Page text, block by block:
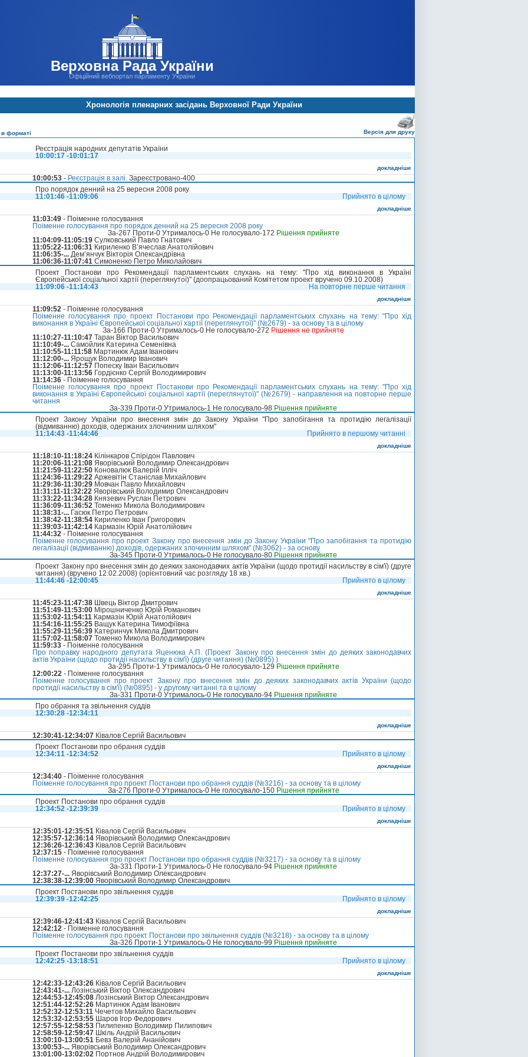
Верховна Рада України
Офіційний вебпортал парламенту України
Хронологія пленарних засідань Верховної Ради України
в форматі
Версія для друку
Реєстрація народних депутатів України
10:00:17 -10:01:17
докладніше
10:00:53 - Реєстрація в залі. Зареєстровано-400
Про порядок денний на 25 вересня 2008 року
11:01:46 -11:09:06
Прийнято в цілому
докладніше
11:03:49 - Поіменне голосування
Поіменне голосування про порядок денний на 25 вересня 2008 року
За-267 Проти-0 Утрималось-0 Не голосувало-172 Рішення прийняте
11:04:09-11:05:19 Сулковський Павло Гнатович
11:05:22-11:06:31 Кириленко В’ячеслав Анатолійович
11:06:35-... Дем’янчук Вікторія Олександрівна
11:06:36-11:07:41 Симоненко Петро Миколайович
Проект Постанови про Рекомендації парламентських слухань на тему: "Про хід виконання в Україні
Європейської соціальної хартії (переглянутої)" (доопрацьований Комітетом проект вручено 09.10.2008)
11:09:06 -11:14:43
На повторне перше читання
докладніше
11:09:52 - Поіменне голосування
Поіменне голосування про проект Постанови про Рекомендації парламентських слухань на тему: "Про хід
виконання в Україні Європейської соціальної хартії (переглянутої)" (№2679) - за основу та в цілому
За-166 Проти-0 Утрималось-0 Не голосувало-272 Рішення не прийняте
11:10:27-11:10:47 Таран Віктор Васильович
11:10:49-... Самойлик Катерина Семенівна
11:10:55-11:11:58 Мартинюк Адам Іванович
11:12:00-... Ярощук Володимир Іванович
11:12:06-11:12:57 Попеску Іван Васильович
11:13:00-11:13:56 Гордієнко Сергій Володимирович
11:14:36 - Поіменне голосування
Поіменне голосування про проект Постанови про Рекомендації парламентських слухань на тему: "Про хід
виконання в Україні Європейської соціальної хартії (переглянутої)" (№2679) - направлення на повторне перше
читання
За-339 Проти-0 Утрималось-1 Не голосувало-98 Рішення прийняте
Проект Закону України про внесення змін до Закону України "Про запобігання та протидію легалізації
(відмиванню) доходів, одержаних злочинним шляхом"
11:14:43 -11:44:46
Прийнято в першому читанні
докладніше
11:18:10-11:18:24 Кілінкаров Спірідон Павлович
11:20:06-11:21:08 Яворівський Володимир Олександрович
11:21:59-11:22:50 Коновалюк Валерій Ілліч
11:24:36-11:29:22 Аржевітін Станіслав Михайлович
11:29:36-11:30:29 Мовчан Павло Михайлович
11:31:11-11:32:22 Яворівський Володимир Олександрович
11:33:22-11:34:28 Князевич Руслан Петрович
11:36:09-11:36:52 Томенко Микола Володимирович
11:38:31-... Гасюк Петро Петрович
11:38:42-11:38:54 Кириленко Іван Григорович
11:39:03-11:42:14 Кармазін Юрій Анатолійович
11:44:32 - Поіменне голосування
Поіменне голосування про проект Закону про внесення змін до Закону України "Про запобігання та протидію
легалізації (відмиванню) доходів, одержаних злочинним шляхом" (№3062) - за основу
За-345 Проти-0 Утрималось-0 Не голосувало-80 Рішення прийняте
Проект Закону про внесення змін до деяких законодавчих актів України (щодо протидії насильству в сім'ї) (друге
читання) (вручено 12.02.2008) (орієнтовний час розгляду 18 хв.)
11:44:46 -12:00:45
Прийнято в цілому
докладніше
11:45:23-11:47:38 Швець Віктор Дмитрович
11:51:49-11:53:00 Мірошниченко Юрій Романович
11:53:02-11:54:11 Кармазін Юрій Анатолійович
11:54:16-11:55:25 Ващук Катерина Тимофіївна
11:55:29-11:56:39 Катеринчук Микола Дмитрович
11:57:02-11:58:07 Томенко Микола Володимирович
11:59:33 - Поіменне голосування
Про поправку народного депутата Яценюка А.П. (Проект Закону про внесення змін до деяких законодавчих
актів України (щодо протидії насильству в сім'ї) (друге читання) (№0895) )
За-295 Проти-1 Утрималось-0 Не голосувало-129 Рішення прийняте
12:00:22 - Поіменне голосування
Поіменне голосування про проект Закону про внесення змін до деяких законодавчих актів України (щодо
протидії насильству в сім'ї) (№0895) - у другому читанні та в цілому
За-331 Проти-0 Утрималось-0 Не голосувало-94 Рішення прийняте
Про обрання та звільнення суддів
12:30:28 -12:34:11
докладніше
12:30:41-12:34:07 Ківалов Сергій Васильович
Проект Постанови про обрання суддів
12:34:11 -12:34:52
Прийнято в цілому
докладніше
12:34:40 - Поіменне голосування
Поіменне голосування про проект Постанови про обрання суддів (№3216) - за основу та в цілому
За-276 Проти-0 Утрималось-0 Не голосувало-150 Рішення прийняте
Проект Постанови про обрання суддів
12:34:52 -12:39:39
Прийнято в цілому
докладніше
12:35:01-12:35:51 Ківалов Сергій Васильович
12:35:57-12:36:14 Яворівський Володимир Олександрович
12:36:26-12:36:43 Ківалов Сергій Васильович
12:37:15 - Поіменне голосування
Поіменне голосування про проект Постанови про обрання суддів (№3217) - за основу та в цілому
За-331 Проти-1 Утрималось-0 Не голосувало-94 Рішення прийняте
12:37:27-... Яворівський Володимир Олександрович
12:38:38-12:39:00 Яворівський Володимир Олександрович
Проект Постанови про звільнення суддів
12:39:39 -12:42:25
Прийнято в цілому
докладніше
12:39:46-12:41:43 Ківалов Сергій Васильович
12:42:12 - Поіменне голосування
Поіменне голосування про проект Постанови про звільнення суддів (№3218) - за основу та в цілому
За-326 Проти-1 Утрималось-0 Не голосувало-99 Рішення прийняте
Проект Постанови про звільнення суддів
12:42:25 -13:18:51
Прийнято в цілому
докладніше
12:42:33-12:43:26 Ківалов Сергій Васильович
12:43:41-... Лозінський Віктор Олександрович
12:44:53-12:45:08 Лозінський Віктор Олександрович
12:51:44-12:52:26 Мартинюк Адам Іванович
12:52:32-12:53:11 Чечетов Михайло Васильович
12:53:32-12:53:55 Шаров Ігор Федорович
12:57:55-12:58:53 Пилипенко Володимир Пилипович
12:58:59-12:59:47 Шкіль Андрій Васильович
13:00:10-13:00:51 Бевз Валерій Ананійович
13:00:53-... Яворівський Володимир Олександрович
13:01:00-13:02:02 Портнов Андрій Володимирович